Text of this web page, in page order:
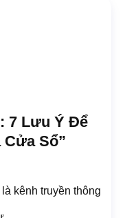
7 Lưu Ý Để
Cửa Sổ”
kênh truyền thông